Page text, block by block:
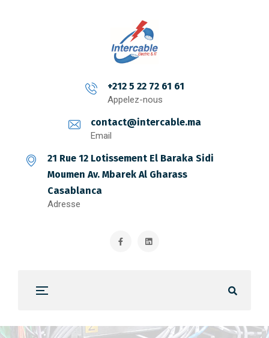
+212 5 22 72 61 61
Appelez-nous
contact@intercable.ma
Email
21 Rue 12 Lotissement El Baraka Sidi
Moumen Av. Mbarek Al Gharass
Casablanca
Adresse